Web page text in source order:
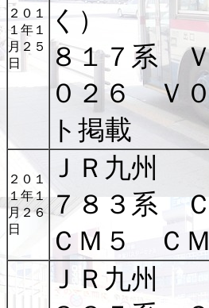
２０１
１年１
月２５
日
く）
８１７系
０２６ Ｖ
ト掲載
２０１
１年１
月２６
日
ＪＲ九州
７８３系
ＣＭ５ Ｃ
ＪＲ九州